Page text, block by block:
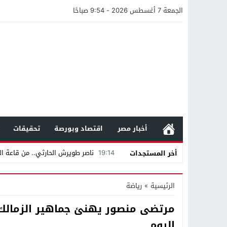
الجمعة 7 أغسطس 2026 - 9:54 صباحًا
أخبار مصر اقتصاد وبورصة تحقيقات
أخر المستجدات
19:14 ناصر طويرش الحارثي.. من قاعة
21:40 مواطن كويتي يقع ضحية عملية
18:16وليد منصور يتفاوض مع نجمة
الرئيسية » رياضة
مرتضى منصور يهنئ جماهير